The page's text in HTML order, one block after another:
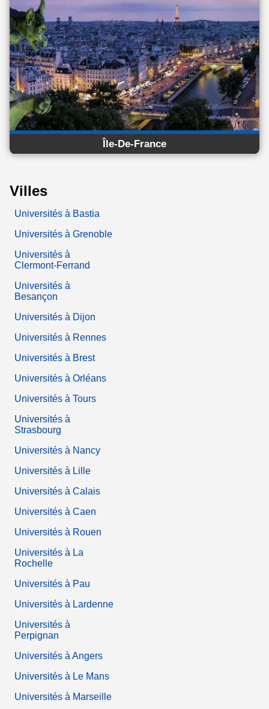
Île-De-France
Villes
Universités à Bastia
Universités à Grenoble
Universités à
Clermont-Ferrand
Universités à
Besançon
Universités à Dijon
Universités à Rennes
Universités à Brest
Universités à Orléans
Universités à Tours
Universités à
Strasbourg
Universités à Nancy
Universités à Lille
Universités à Calais
Universités à Caen
Universités à Rouen
Universités à La
Rochelle
Universités à Pau
Universités à Lardenne
Universités à
Perpignan
Universités à Angers
Universités à Le Mans
Universités à Marseille